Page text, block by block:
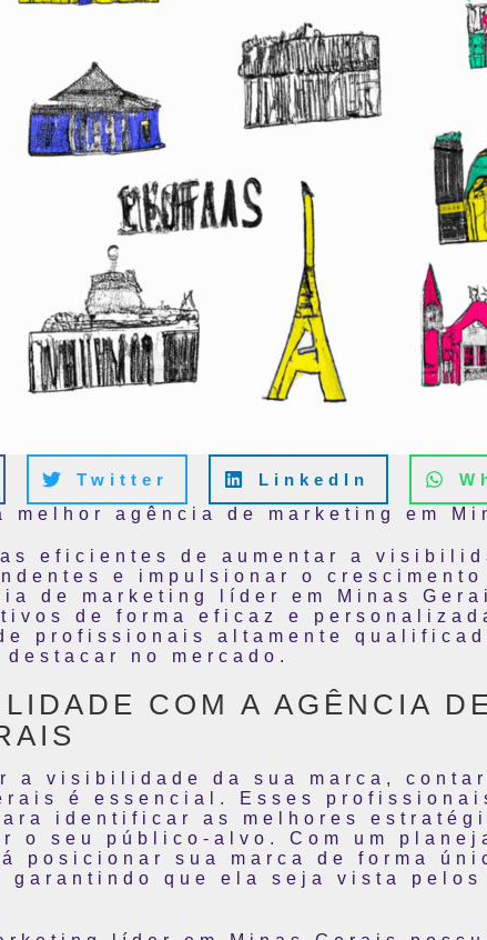
Twitter LinkedIn
melhor agência de marketing em
eficientes de aumentar a
e impulsionar o
de marketing líder em Minas
de forma eficaz e
profissionais altamente
no mercado.
COM A AGÊNCIA
a visibilidade da sua marca, contar
é essencial. Esses
identificar as melhores
o seu público-alvo. Com um
posicionar sua marca de forma
que ela seja vista pelos